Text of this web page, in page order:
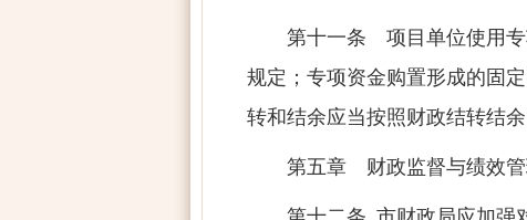
第十一条 项目单位使用专
规定；专项资金购置形成的固
转和结余应当按照财政结转结
第五章 财政监督与绩效